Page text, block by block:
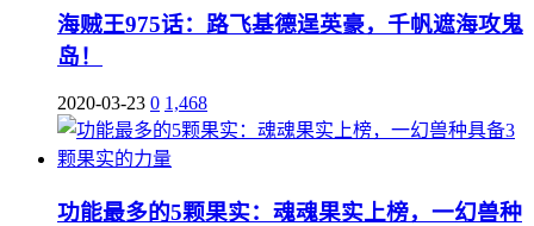
海贼王975话：路飞基德逞英豪，千帆遮海攻鬼
岛！
2020-03-23 0 1,468
功能最多的5颗果实：魂魂果实上榜，一幻兽种